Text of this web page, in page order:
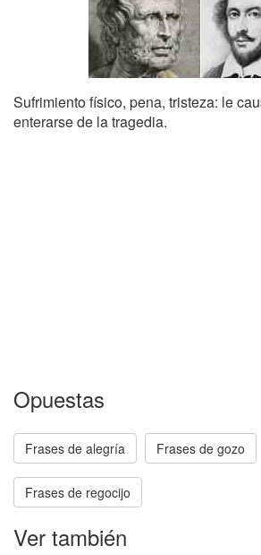
Sufrimiento físico, pena, tristeza: le
enterarse de la tragedia.
Opuestas
Frases de alegría Frases de gozo
Frases de regocijo
Ver también